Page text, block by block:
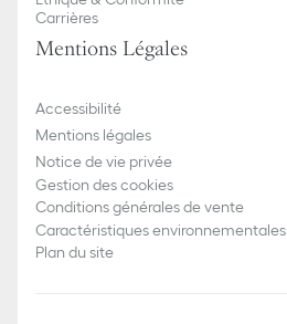
Carrières
Mentions Légales
Accessibilité
Mentions légales
Notice de vie privée
Gestion des cookies
Conditions générales de vente
Caractéristiques environnementales
Plan du site